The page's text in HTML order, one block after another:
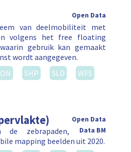
Open Data
van deelmobiliteit met
volgens het free floating
gebruik kan gemaakt
wordt aangegeven.
SHP SLD
WFS
Open Data
Data BM
de zebrapaden,
mapping beelden uit 2020.